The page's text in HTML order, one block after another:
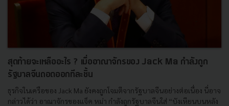
สุดท้ายจะเหลืออะไร ? เมื่ออาณาจักรของ Jack Ma กำลังถูก
รัฐบาลจีนถอดออกทีละชิ้น
ธุรกิจในเครือของ Jack Ma ยังคงถูกโจมตีจากรัฐบาลจีนอย่างต่อเนื่อง นี่อาจ
กล่าวได้ว่า อาณาจักรของแจ็ค หม่า กำลังถูกรัฐบาลจีนใส่ “บังเหียนบนหลัง